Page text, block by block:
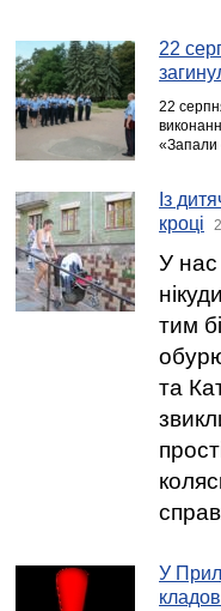
22
22
«Запали
Із
кроці
У нас
тим
та
У